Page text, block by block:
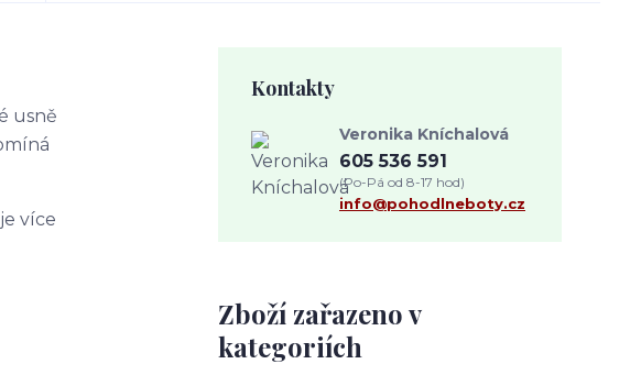
usně
více
Zboží zařazeno v
kategoriích
Kontakty
Veronika Kníchalová
605 536 591
(Po-Pá od 8-17 hod)
info@pohodlneboty.cz